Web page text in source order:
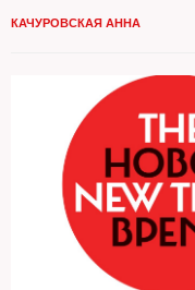
КАЧУРОВСКАЯ АННА